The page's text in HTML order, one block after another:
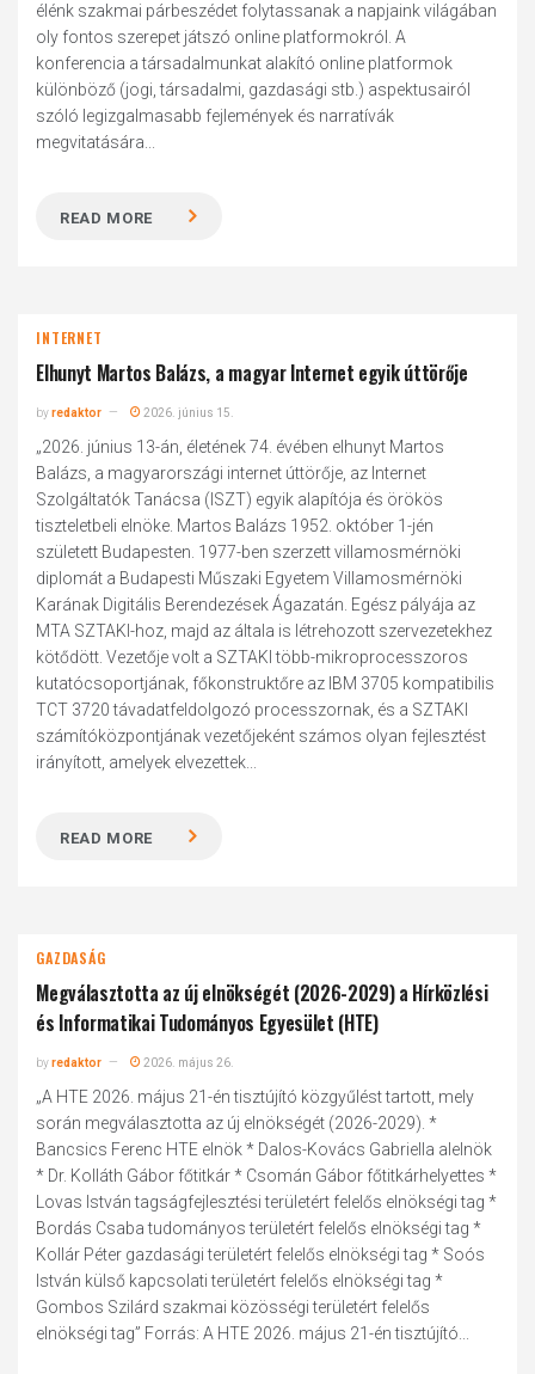
élénk szakmai párbeszédet folytassanak a napjaink világában
oly fontos szerepet játszó online platformokról. A
konferencia a társadalmunkat alakító online platformok
különböző (jogi, társadalmi, gazdasági stb.) aspektusairól
szóló legizgalmasabb fejlemények és narratívák
megvitatására...
READ MORE
INTERNET
Elhunyt Martos Balázs, a magyar Internet egyik úttörője
byredaktor 2026. június 15.
„2026. június 13-án, életének 74. évében elhunyt Martos
Balázs, a magyarországi internet úttörője, az Internet
Szolgáltatók Tanácsa (ISZT) egyik alapítója és örökös
tiszteletbeli elnöke. Martos Balázs 1952. október 1-jén
született Budapesten. 1977-ben szerzett villamosmérnöki
diplomát a Budapesti Műszaki Egyetem Villamosmérnöki
Karának Digitális Berendezések Ágazatán. Egész pályája az
MTA SZTAKI-hoz, majd az általa is létrehozott szervezetekhez
kötődött. Vezetője volt a SZTAKI több-mikroprocesszoros
kutatócsoportjának, főkonstruktőre az IBM 3705 kompatibilis
TCT 3720 távadatfeldolgozó processzornak, és a SZTAKI
számítóközpontjának vezetőjeként számos olyan fejlesztést
irányított, amelyek elvezettek...
READ MORE
GAZDASÁG
Megválasztotta az új elnökségét (2026-2029) a Hírközlési
és Informatikai Tudományos Egyesület (HTE)
byredaktor 2026. május 26.
„A HTE 2026. május 21-én tisztújító közgyűlést tartott, mely
során megválasztotta az új elnökségét (2026-2029). *
Bancsics Ferenc HTE elnök * Dalos-Kovács Gabriella alelnök
* Dr. Kolláth Gábor főtitkár * Csomán Gábor főtitkárhelyettes *
Lovas István tagságfejlesztési területért felelős elnökségi tag *
Bordás Csaba tudományos területért felelős elnökségi tag *
Kollár Péter gazdasági területért felelős elnökségi tag * Soós
István külső kapcsolati területért felelős elnökségi tag *
Gombos Szilárd szakmai közösségi területért felelős
elnökségi tag” Forrás: A HTE 2026. május 21-én tisztújító...